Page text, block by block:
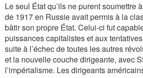
Le seul État qu’ils ne purent soumettre
de 1917 en Russie avait permis à la
bâtir son propre État. Celui-ci fut
puissances capitalistes et aux
suite à l’échec de toutes les autres
et la nouvelle couche dirigeante, avec
l’impérialisme. Les dirigeants